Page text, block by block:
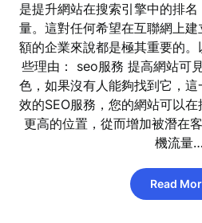
是提升網站在搜索引擎中的排
量。這對任何希望在互聯網上
額的企業來說都是極其重要的
些理由： seo服務 提高網站可
色，如果沒有人能夠找到它，
效的SEO服務，您的網站可以
更高的位置，從而增加被潛在
機流量…
Read